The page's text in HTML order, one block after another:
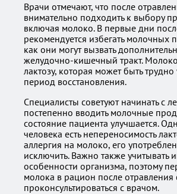
Врачи отмечают, что после
внимательно подходить к выбору
включая молоко. В первые дни
рекомендуется избегать молочных
как они могут вызвать
желудочно-кишечный тракт.
лактозу, которая может быть
период восстановления.
Специалисты советуют начинать с
постепенно вводить молочные
состояние пациента улучшается.
человека есть непереносимость
аллергия на молоко, его
исключить. Важно также учитывать
особенности организма, поэтому
молока в рацион после отравления
проконсультироваться с врачом.